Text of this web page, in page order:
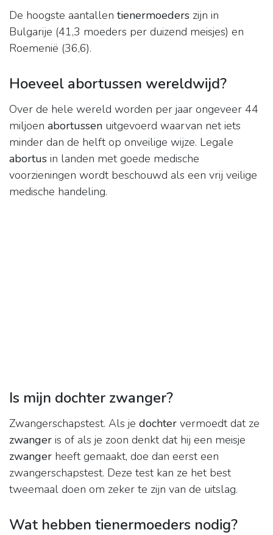
De hoogste aantallen tienermoeders zijn in
Bulgarije (41,3 moeders per duizend meisjes) en
Roemenië (36,6).
Hoeveel abortussen wereldwijd?
Over de hele wereld worden per jaar ongeveer 44
miljoen abortussen uitgevoerd waarvan net iets
minder dan de helft op onveilige wijze. Legale
abortus in landen met goede medische
voorzieningen wordt beschouwd als een vrij veilige
medische handeling.
Is mijn dochter zwanger?
Zwangerschapstest. Als je dochter vermoedt dat ze
zwanger is of als je zoon denkt dat hij een meisje
zwanger heeft gemaakt, doe dan eerst een
zwangerschapstest. Deze test kan ze het best
tweemaal doen om zeker te zijn van de uitslag.
Wat hebben tienermoeders nodig?